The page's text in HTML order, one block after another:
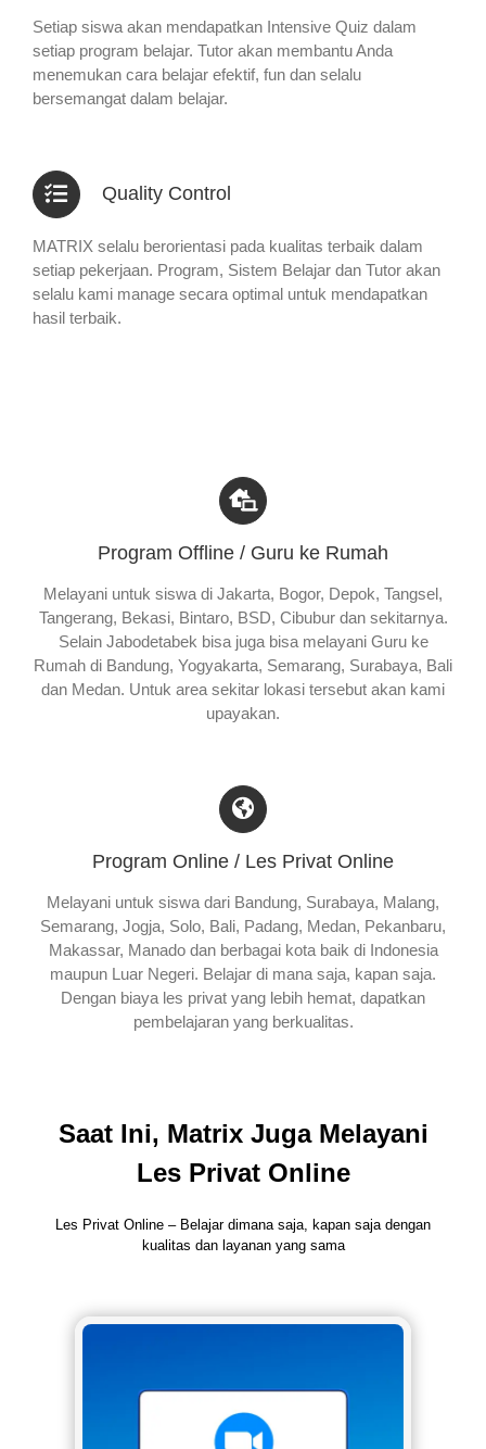
Setiap siswa akan mendapatkan Intensive Quiz dalam
setiap program belajar. Tutor akan membantu Anda
menemukan cara belajar efektif, fun dan selalu
bersemangat dalam belajar.
Quality Control
MATRIX selalu berorientasi pada kualitas terbaik dalam
setiap pekerjaan. Program, Sistem Belajar dan Tutor akan
selalu kami manage secara optimal untuk mendapatkan
hasil terbaik.
Program Offline / Guru ke Rumah
Melayani untuk siswa di Jakarta, Bogor, Depok, Tangsel,
Tangerang, Bekasi, Bintaro, BSD, Cibubur dan sekitarnya.
Selain Jabodetabek bisa juga bisa melayani Guru ke
Rumah di Bandung, Yogyakarta, Semarang, Surabaya, Bali
dan Medan. Untuk area sekitar lokasi tersebut akan kami
upayakan.
Program Online / Les Privat Online
Melayani untuk siswa dari Bandung, Surabaya, Malang,
Semarang, Jogja, Solo, Bali, Padang, Medan, Pekanbaru,
Makassar, Manado dan berbagai kota baik di Indonesia
maupun Luar Negeri. Belajar di mana saja, kapan saja.
Dengan biaya les privat yang lebih hemat, dapatkan
pembelajaran yang berkualitas.
Saat Ini, Matrix Juga Melayani
Les Privat Online
Les Privat Online – Belajar dimana saja, kapan saja dengan
kualitas dan layanan yang sama